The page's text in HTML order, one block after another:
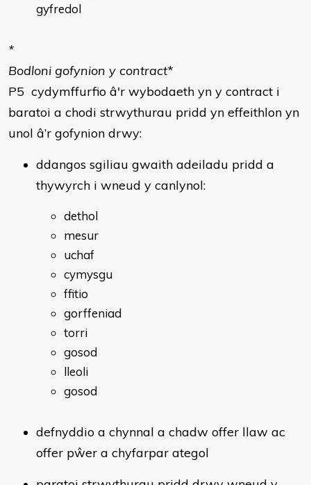
gyfredol
*
Bodloni gofynion y contract*
P5 cydymffurfio â'r wybodaeth yn y contract i
baratoi a chodi strwythurau pridd yn effeithlon yn
unol â’r gofynion drwy:
ddangos sgiliau gwaith adeiladu pridd a
thywyrch i wneud y canlynol:
dethol
mesur
uchaf
cymysgu
ffitio
gorffeniad
torri
gosod
lleoli
gosod
defnyddio a chynnal a chadw offer llaw ac
offer pŵer a chyfarpar ategol